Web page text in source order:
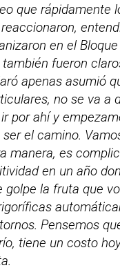
que rápidamente
en el
fueron
apenas asumió
no se va a
por ahí y
el camino.
manera, es
en un año
golpe la fruta que
Pensemos
tiene un costo